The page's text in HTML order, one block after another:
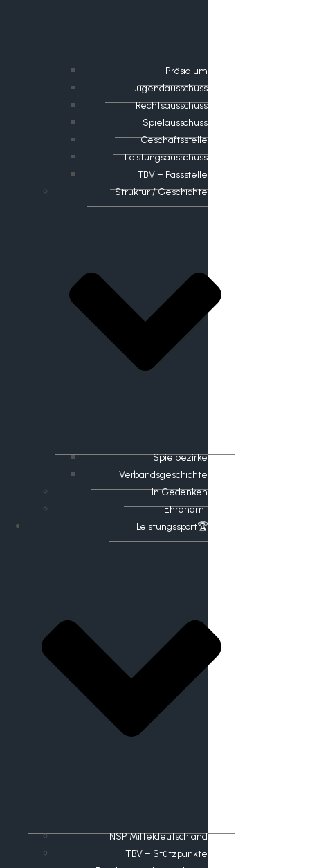
Präsidium
Jugendausschuss
Rechtsausschuss
Spielausschuss
Geschäftsstelle
Leistungsausschuss
TBV – Passstelle
Struktur / Geschichte
Spielbezirke
Verbandsgeschichte
In Gedenken
Ehrenamt
​Leistungssport🏆
NSP Mitteldeutschland
TBV – Stützpunkte